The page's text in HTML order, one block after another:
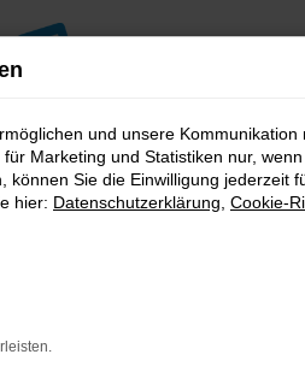
und unsere Kommunikation
Marketing und Statistiken nur,
Sie die Einwilligung jederzeit
hier: Datenschutzerklärung Cookie-